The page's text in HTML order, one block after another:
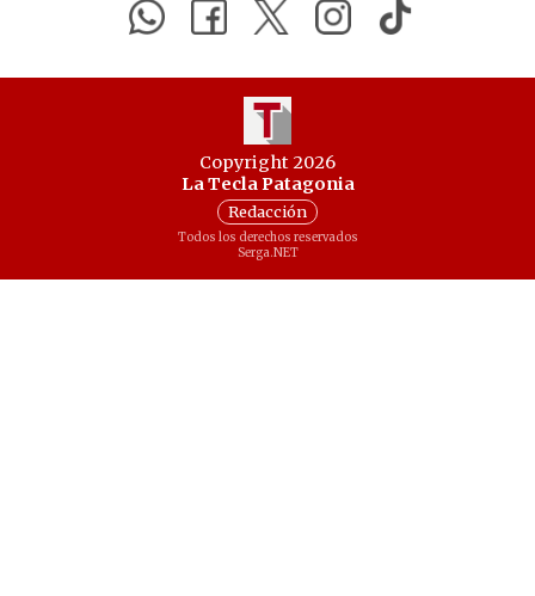
Copyright 2026
La Tecla Patagonia
Redacción
Todos los derechos reservados
Serga.NET